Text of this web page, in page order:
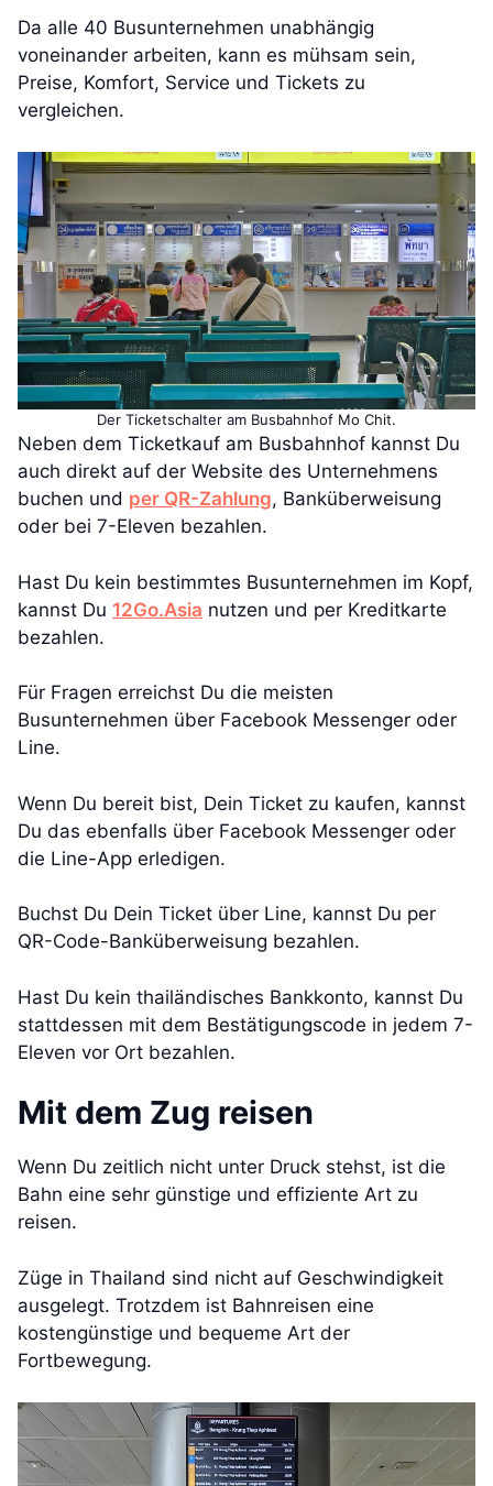
Da alle 40 Busunternehmen unabhängig
voneinander arbeiten, kann es mühsam sein,
Preise, Komfort, Service und Tickets zu
vergleichen.
Der Ticketschalter am Busbahnhof Mo Chit.
Neben dem Ticketkauf am Busbahnhof kannst Du
auch direkt auf der Website des Unternehmens
buchen und per QR-Zahlung, Banküberweisung
oder bei 7-Eleven bezahlen.
Hast Du kein bestimmtes Busunternehmen im Kopf,
kannst Du 12Go.Asia nutzen und per Kreditkarte
bezahlen.
Für Fragen erreichst Du die meisten
Busunternehmen über Facebook Messenger oder
Line.
Wenn Du bereit bist, Dein Ticket zu kaufen, kannst
Du das ebenfalls über Facebook Messenger oder
die Line-App erledigen.
Buchst Du Dein Ticket über Line, kannst Du per
QR-Code-Banküberweisung bezahlen.
Hast Du kein thailändisches Bankkonto, kannst Du
stattdessen mit dem Bestätigungscode in jedem 7-
Eleven vor Ort bezahlen.
Mit dem Zug reisen
Wenn Du zeitlich nicht unter Druck stehst, ist die
Bahn eine sehr günstige und effiziente Art zu
reisen.
Züge in Thailand sind nicht auf Geschwindigkeit
ausgelegt. Trotzdem ist Bahnreisen eine
kostengünstige und bequeme Art der
Fortbewegung.